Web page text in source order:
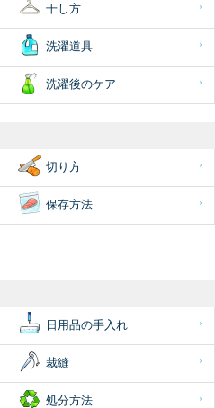
干し方
洗濯道具
洗濯後のケア
切り方
保存方法
日用品の手入れ
裁縫
処分方法